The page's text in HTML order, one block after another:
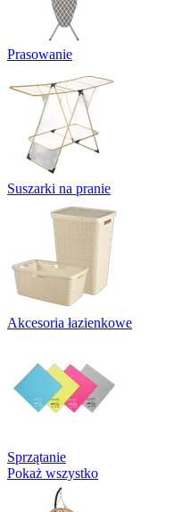
Prasowanie
Suszarki na pranie
Akcesoria łazienkowe
Sprzątanie
Pokaż wszystko